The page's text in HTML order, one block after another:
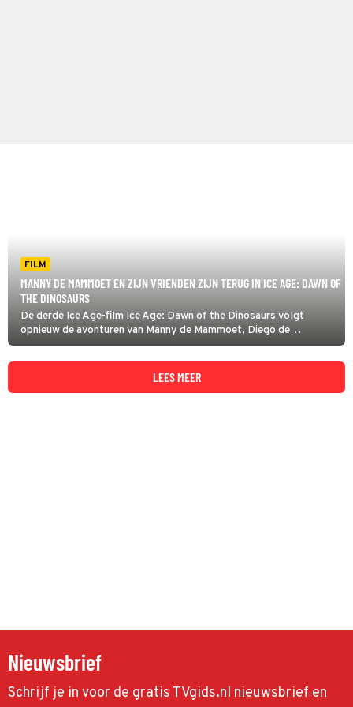
FILM
MANNY DE MAMMOET EN ZIJN VRIENDEN ZIJN TERUG IN ICE AGE: DAWN OF
THE DINOSAURS
De derde Ice Age-film Ice Age: Dawn of the Dinosaurs volgt
opnieuw de avonturen van Manny de Mammoet, Diego de
sabeltandtijger en luiaard Sid. Ook de eekhoorn Scrat is er weer bij.
LEES MEER
Nieuwsbrief
Schrijf je in voor de gratis TVgids.nl nieuwsbrief en